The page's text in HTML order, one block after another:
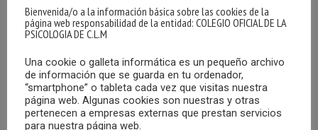
están aportando información de gran relevancia con la que
poder afrontar el objetivo de “garantizar la atención
psicológica rápida a la población, en especial a la población
infanto-juvenil”.
En este sentido se ha referido a herramientas del Plan de
Bienvenida/o a la información básica sobre las cookies de la
página web responsabilidad de la entidad: COLEGIO OFICIAL DE LA
PSICOLOGIA DE C.L.M
Una cookie o galleta informática es un pequeño archivo
de información que se guarda en tu ordenador,
“smartphone” o tableta cada vez que visitas nuestra
página web. Algunas cookies son nuestras y otras
pertenecen a empresas externas que prestan servicios
para nuestra página web.